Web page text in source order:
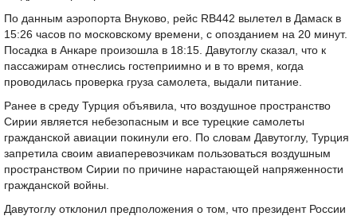
По данным аэропорта Внуково, рейс RB442 вылетел в Дамаск в
15:26 часов по московскому времени, с опозданием на 20 минут.
Посадка в Анкаре произошла в 18:15. Давутоглу сказал, что к
пассажирам отнеслись гостеприимно и в то время, когда
проводилась проверка груза самолета, выдали питание.
Ранее в среду Турция объявилa, что воздушное пространство
Сирии является небезопасным и все турецкие самолеты
гражданской авиации покинули его. По словам Давутоглу, Турция
запретила своим авиаперевозчикам пользоваться воздушным
пространством Сирии по причине нарастающей напряженности
гражданской войны.
Давутоглу отклонил предположения о том, что президент России